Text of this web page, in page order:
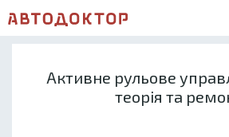
Активне рульове
теорія та